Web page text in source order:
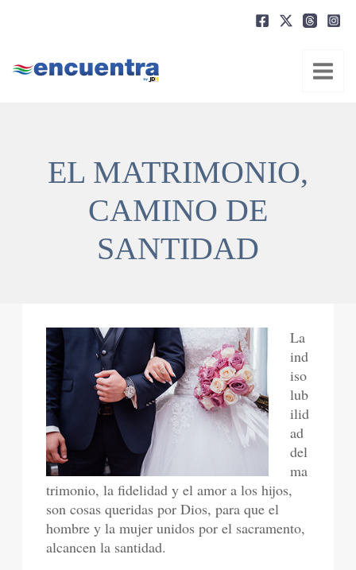
EL MATRIMONIO,
CAMINO DE
SANTIDAD
La
ind
iso
lub
ilid
ad
del
ma
trimonio, la fidelidad y el amor a los hijos,
son cosas queridas por Dios, para que el
hombre y la mujer unidos por el sacramento,
alcancen la santidad.